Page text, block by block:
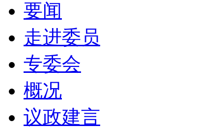
要闻
走进委员
专委会
概况
议政建言